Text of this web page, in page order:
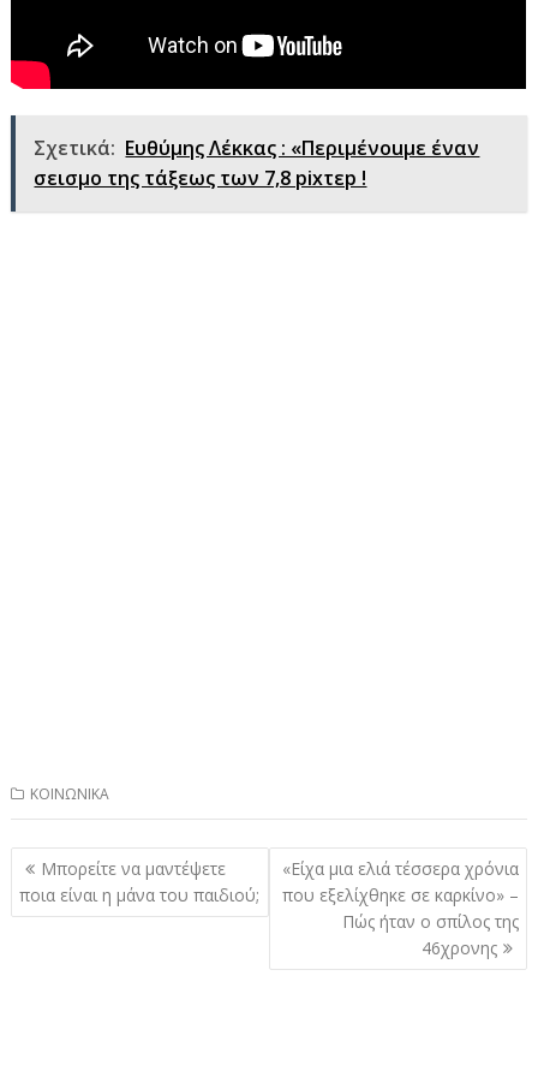
Σχετικά: Ευθύμης Λέκκας : «Περιμένοuμε έναν
σεισμo της τάξεως των 7,8 pixτεp !
ΚΟΙΝΩΝΙΚΑ
Πλοήγηση
άρθρων
Μπορείτε να μαντέψετε
ποια είναι η μάνα του παιδιού;
«Είχα μια ελιά τέσσερα χρόνια
που εξελίχθηκε σε καρκίνο» –
Πώς ήταν ο σπίλος της
46χρονης